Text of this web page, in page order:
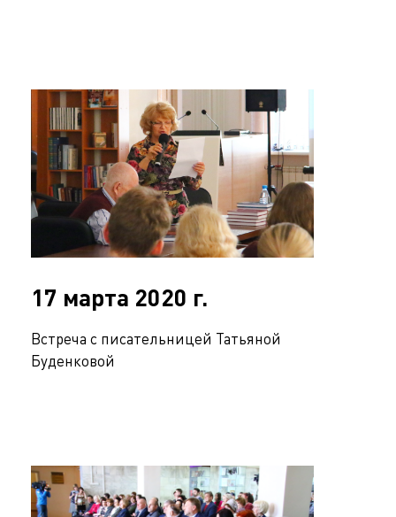
17 марта 2020 г.
Встреча с писательницей Татьяной
Буденковой